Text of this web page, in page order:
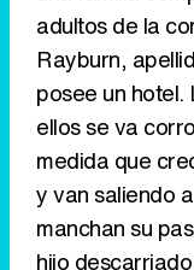
adultos de la
Rayburn,
posee un
ellos se va
medida que
y van saliendo
manchan su
hijo